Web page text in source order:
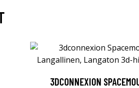
3DCONNEXION